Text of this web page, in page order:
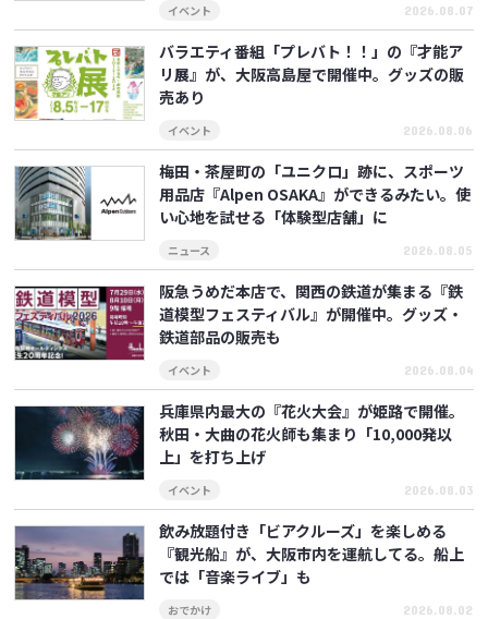
イベント 2026.08.07
バラエティ番組「プレバト！！」の『才能ア
リ展』が、大阪高島屋で開催中。グッズの販
売あり
イベント 2026.08.06
梅田・茶屋町の「ユニクロ」跡に、スポーツ
用品店『Alpen OSAKA』ができるみたい。使
い心地を試せる「体験型店舗」に
ニュース 2026.08.05
阪急うめだ本店で、関西の鉄道が集まる『鉄
道模型フェスティバル』が開催中。グッズ・
鉄道部品の販売も
イベント 2026.08.04
兵庫県内最大の『花火大会』が姫路で開催。
秋田・大曲の花火師も集まり「10,000発以
上」を打ち上げ
イベント 2026.08.03
飲み放題付き「ビアクルーズ」を楽しめる
『観光船』が、大阪市内を運航してる。船上
では「音楽ライブ」も
おでかけ 2026.08.02